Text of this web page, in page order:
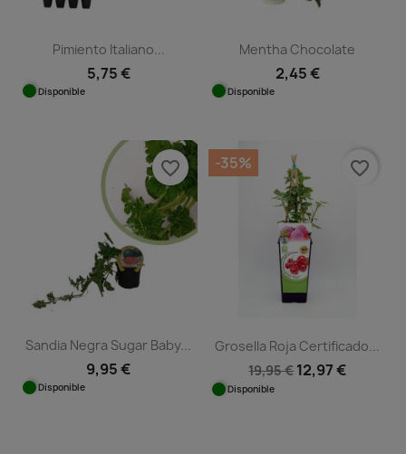
Pimiento Italiano...
5,75 €
Disponible
Mentha Chocolate
2,45 €
Disponible
Sandia Negra Sugar Baby...
9,95 €
Disponible
favorite_border
Grosella Roja Certificado...
19,95 €12,97 €
Disponible
-35% favorite_border